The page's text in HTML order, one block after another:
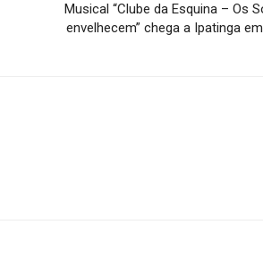
Musical “Clube da Esquina – Os
envelhecem” chega a Ipatinga